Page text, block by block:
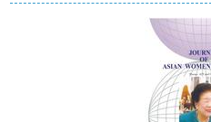
KFAW客員研究員研究報告
世界中のひまわり姫へ